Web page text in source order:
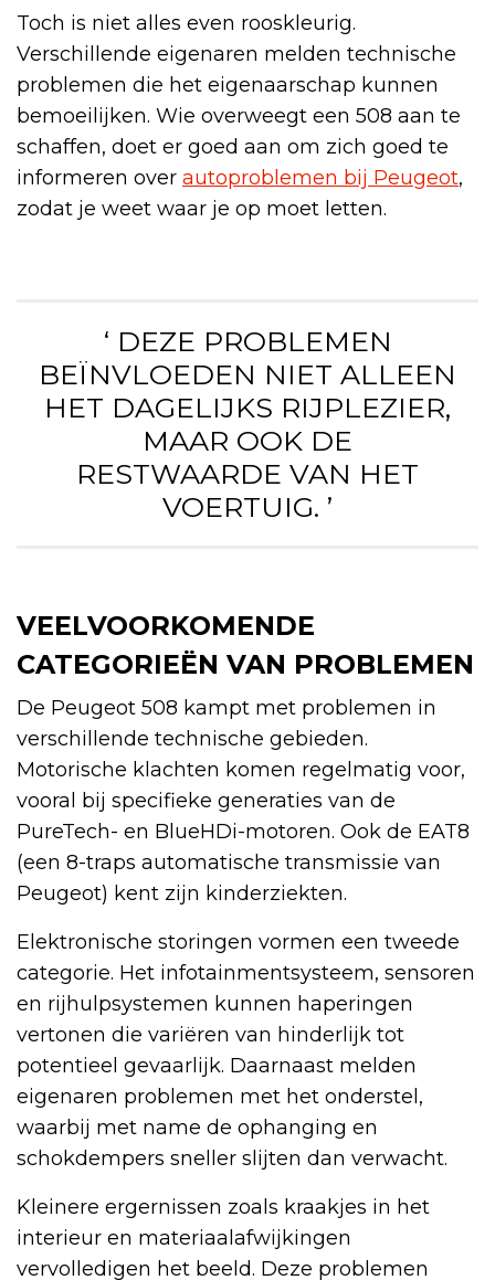
Toch is niet alles even rooskleurig.
Verschillende eigenaren melden technische
problemen die het eigenaarschap kunnen
bemoeilijken. Wie overweegt een 508 aan te
schaffen, doet er goed aan om zich goed te
informeren over autoproblemen bij Peugeot,
zodat je weet waar je op moet letten.
‘ DEZE PROBLEMEN
BEÏNVLOEDEN NIET ALLEEN
HET DAGELIJKS RIJPLEZIER,
MAAR OOK DE
RESTWAARDE VAN HET
VOERTUIG. ’
VEELVOORKOMENDE
CATEGORIEËN VAN PROBLEMEN
De Peugeot 508 kampt met problemen in
verschillende technische gebieden.
Motorische klachten komen regelmatig voor,
vooral bij specifieke generaties van de
PureTech- en BlueHDi-motoren. Ook de EAT8
(een 8-traps automatische transmissie van
Peugeot) kent zijn kinderziekten.
Elektronische storingen vormen een tweede
categorie. Het infotainmentsysteem, sensoren
en rijhulpsystemen kunnen haperingen
vertonen die variëren van hinderlijk tot
potentieel gevaarlijk. Daarnaast melden
eigenaren problemen met het onderstel,
waarbij met name de ophanging en
schokdempers sneller slijten dan verwacht.
Kleinere ergernissen zoals kraakjes in het
interieur en materiaalafwijkingen
vervolledigen het beeld. Deze problemen